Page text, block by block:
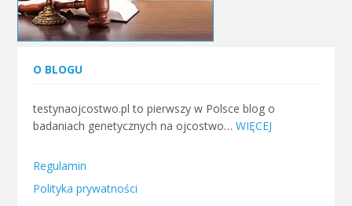
O BLOGU
testynaojcostwo.pl to pierwszy w Polsce blog o
badaniach genetycznych na ojcostwo…WIĘCEJ
Regulamin
Polityka prywatności